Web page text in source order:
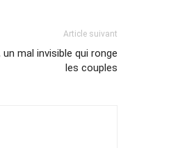
Article suivant
mal invisible qui ronge
les couples